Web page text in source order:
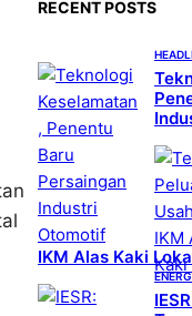
RECENT POSTS
IKM Alas Kaki